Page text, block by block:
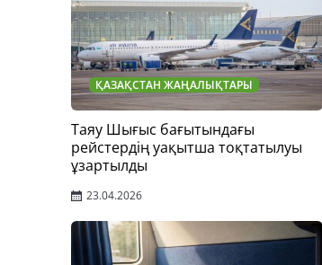
ҚАЗАҚСТАН ЖАҢАЛЫҚТАРЫ
Таяу Шығыс бағытындағы
рейстердің уақытша тоқтатылуы
ұзартылды
23.04.2026